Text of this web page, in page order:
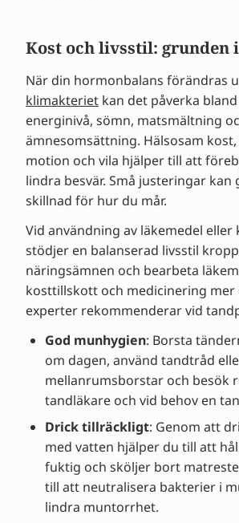
Kost och livsstil: grunden
När din hormonbalans förändras
klimakteriet kan det påverka
energinivå, sömn, matsmältning
ämnesomsättning. Hälsosam
motion och vila hjälper till att
lindra besvär. Små justeringar kan
skillnad för hur du mår.
Vid användning av läkemedel
stödjer en balanserad livsstil
näringsämnen och bearbeta
kosttillskott och medicinering mer
experter rekommenderar vid
God munhygien: Borsta
om dagen, använd tandtråd
mellanrumsborstar och besök
tandläkare och vid behov en
Drick tillräckligt: Genom att
med vatten hjälper du till att
fuktig och sköljer bort
till att neutralisera bakterier i
lindra muntorrhet.